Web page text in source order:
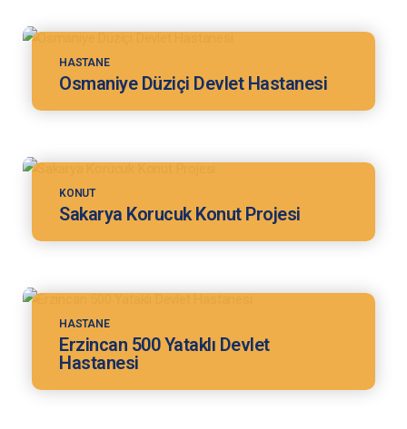
HASTANE
Osmaniye Düziçi Devlet Hastanesi
KONUT
Sakarya Korucuk Konut Projesi
HASTANE
Erzincan 500 Yataklı Devlet
Hastanesi